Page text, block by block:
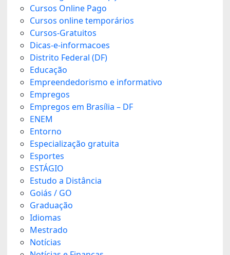
Cursos Online Pago
Cursos online temporários
Cursos-Gratuitos
Dicas-e-informacoes
Distrito Federal (DF)
Educação
Empreendedorismo e informativo
Empregos
Empregos em Brasília – DF
ENEM
Entorno
Especialização gratuita
Esportes
ESTÁGIO
Estudo a Distância
Goiás / GO
Graduação
Idiomas
Mestrado
Notícias